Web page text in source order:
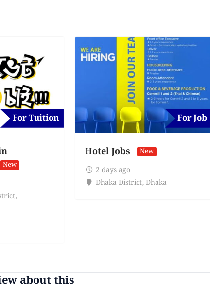
For Tuition
New
,
For Job
Hotel Jobs New
2 days ago
Dhaka District, Dhaka
about this